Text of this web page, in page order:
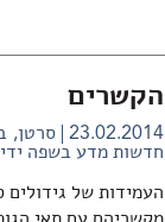
הקשרים
23.02.2014 סרטן
חדשות מדע בשפה
העמידות של גידולים